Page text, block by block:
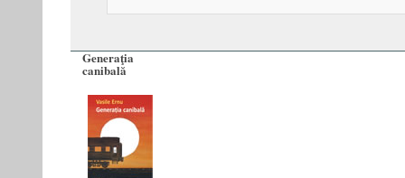
Generaţia
canibală